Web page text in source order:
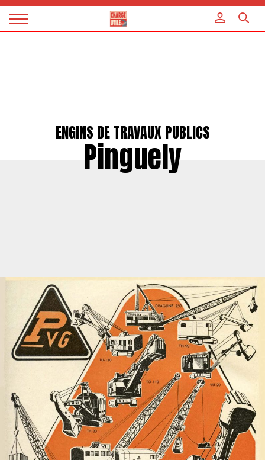
Magazine
ENGINS DE TRAVAUX PUBLICS
Pinguely
Panneau de gestion des cookies